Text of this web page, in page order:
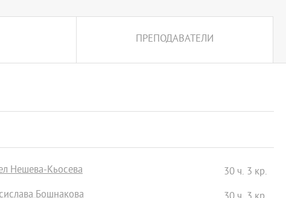
ПРЕПОДАВАТЕЛИ
Нешева-Кьосева
30 ч. 3 кр.
Бошнакова